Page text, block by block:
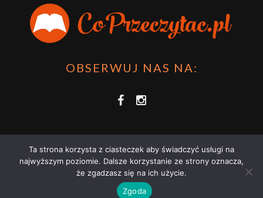
OBSERWUJ NAS NA:
COPRZECZYTAĆ.PL 2021 | STRONA WYKORZYSTUJE PLIKI COOKIES |
POLITYKĄ PRYWATNOŚCI
Ta strona korzysta z ciasteczek aby świadczyć usługi na
najwyższym poziomie. Dalsze korzystanie ze strony oznacza,
że zgadzasz się na ich użycie.
Zgoda